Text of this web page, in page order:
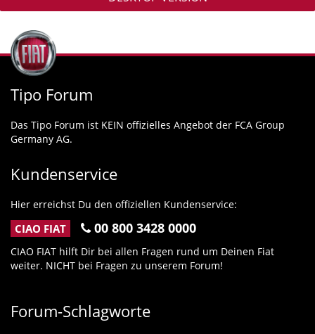
Tipo Forum
Das Tipo Forum ist KEIN offizielles Angebot der FCA Group
Germany AG.
Kundenservice
Hier erreichst Du den offiziellen Kundenservice:
CIAO FIAT 00 800 3428 0000
CIAO FIAT hilft Dir bei allen Fragen rund um Deinen Fiat
weiter. NICHT bei Fragen zu unserem Forum!
Forum-Schlagworte